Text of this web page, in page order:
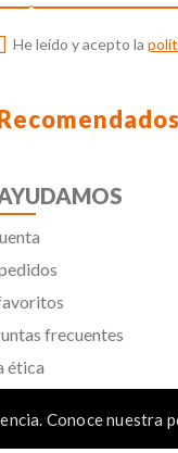
Conoce nuestra
He leído y acepto la
frecuentes
ética